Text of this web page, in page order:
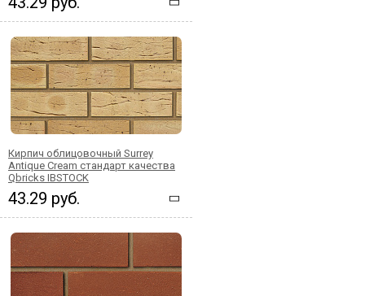
Кирпич облицовочный Surrey
Antique Cream стандарт качества
Qbricks IBSTOCK
43.29 руб.